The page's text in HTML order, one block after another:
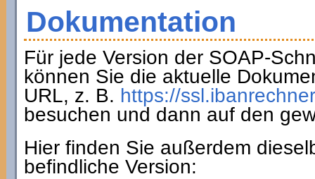
Dokumentation
Für jede Version der SOAP-
können Sie die aktuelle
URL, z. B. https://
besuchen und dann auf den
Hier finden Sie außerdem
befindliche Version: